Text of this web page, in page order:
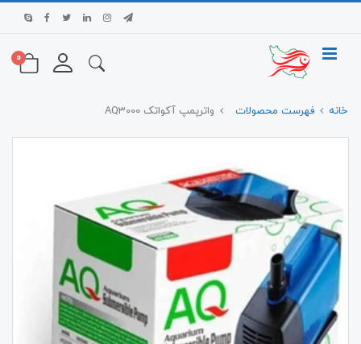
0
خانه فهرست محصولات واترپمپ آکواتک AQ3000